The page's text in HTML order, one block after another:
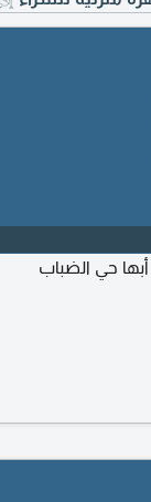
حي الضباب